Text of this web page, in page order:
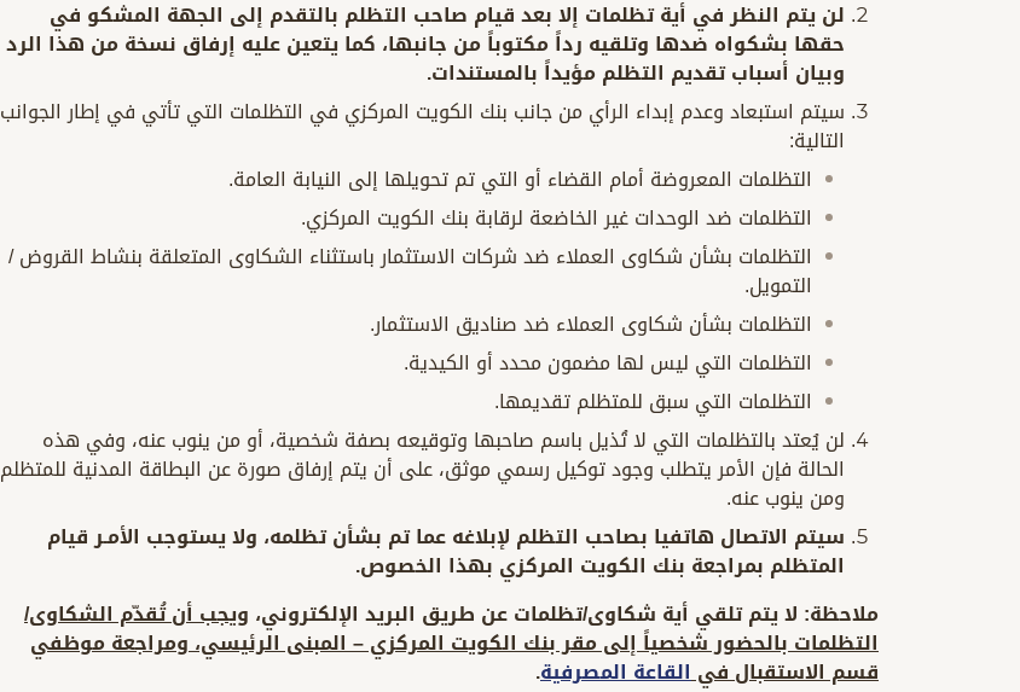
لن يتم النظر في أية تظلمات إلا بعد قيام صاحب التظلم بالتقدم إلى الجهة المشكو في
حقها بشكواه ضدها وتلقيه رداً مكتوباً من جانبها، كما يتعين عليه إرفاق نسخة من هذا الرد
وبيان أسباب تقديم التظلم مؤيداً بالمستندات.
سيتم استبعاد وعدم إبداء الرأي من جانب بنك الكويت المركزي في التظلمات التي تأتي في إطار الجوانب
التالية:
التظلمات المعروضة أمام القضاء أو التي تم تحويلها إلى النيابة العامة.
التظلمات ضد الوحدات غير الخاضعة لرقابة بنك الكويت المركزي.
التظلمات بشأن شكاوى العملاء ضد شركات الاستثمار باستثناء الشكاوى المتعلقة بنشاط القروض /
التمويل.
التظلمات بشأن شكاوى العملاء ضد صناديق الاستثمار.
التظلمات التي ليس لها مضمون محدد أو الكيدية.
التظلمات التي سبق للمتظلم تقديمها.
لن يُعتد بالتظلمات التي لا تُذيل باسم صاحبها وتوقيعه بصفة شخصية، أو من ينوب عنه، وفي هذه
الحالة فإن الأمر يتطلب وجود توكيل رسمي موثق، على أن يتم إرفاق صورة عن البطاقة المدنية للمتظلم
ومن ينوب عنه.
سيتم الاتصال هاتفيا بصاحب التظلم لإبلاغه عما تم بشأن تظلمه، ولا يستوجب الأمـر قيام
المتظلم بمراجعة بنك الكويت المركزي بهذا الخصوص.
ملاحظة: لا يتم تلقي أية شكاوى/تظلمات عن طريق البريد الإلكتروني، ويجب أن تُقدّم الشكاوى/
التظلمات بالحضور شخصياً إلى مقر بنك الكويت المركزي – المبنى الرئيسي، ومراجعة موظفي
قسم الاستقبال فيالقاعة المصرفية.